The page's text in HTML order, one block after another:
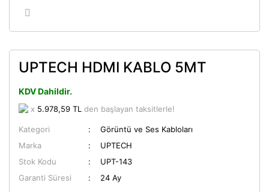
UPTECH HDMI KABLO 5MT
KDV Dahildir.
x 5.978,59 TL den başlayan taksitlerle!
Kategori
Görüntü ve Ses Kabloları
Marka
UPTECH
Stok Kodu
UPT-143
Garanti Süresi
24 Ay